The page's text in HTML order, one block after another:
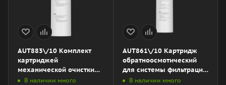
AUT883\/10 Комплект
картриджей
механической очистки
для системы фильтрации
В наличии много
AUT861\/10 Картридж
обратноосмотический
для системы фильтрации
AUT3268\/10
В наличии много